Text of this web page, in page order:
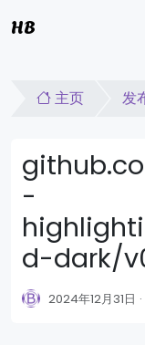
HB
主页 发
-
d-dark/
2024年12月31日